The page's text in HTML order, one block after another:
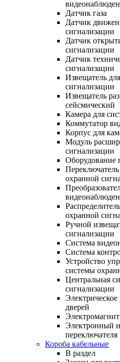
Датчик газа
Датчик
сигнализации
Датчик
сигнализации
Датчик
сигнализации
Извещатель
сигнализации
Извещатель
сейсмический
Камера для
Коммутатор
Корпус для
Модуль
сигнализации
Оборудование
охранной
охранной
Ручной
сигнализации
Система
Система
Устройство
системы
Центральная
сигнализации
дверей
Электронный
Короба кабельные
В раздел